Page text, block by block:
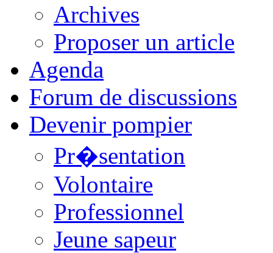
Archives
Proposer un article
Agenda
Forum de discussions
Devenir pompier
Pr�sentation
Volontaire
Professionnel
Jeune sapeur